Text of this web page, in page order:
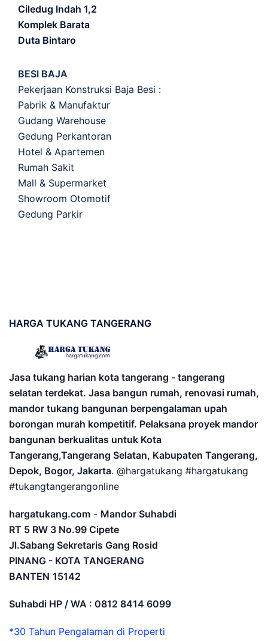
Ciledug Indah 1,2
Komplek Barata
Duta Bintaro
BESI BAJA
Pekerjaan Konstruksi Baja Besi :
Pabrik & Manufaktur
Gudang Warehouse
Gedung Perkantoran
Hotel & Apartemen
Rumah Sakit
Mall & Supermarket
Showroom Otomotif
Gedung Parkir
HARGA TUKANG TANGERANG
Jasa tukang harian kota tangerang - tangerang
selatan terdekat. Jasa bangun rumah, renovasi rumah,
mandor tukang bangunan berpengalaman upah
borongan murah kompetitif. Pelaksana proyek mandor
bangunan berkualitas untuk Kota
Tangerang,Tangerang Selatan, Kabupaten Tangerang,
Depok, Bogor, Jakarta. @hargatukang #hargatukang
#tukangtangerangonline
hargatukang.com - Mandor Suhabdi
RT 5 RW 3 No.99 Cipete
Jl.Sabang Sekretaris Gang Rosid
PINANG - KOTA TANGERANG
BANTEN 15142
Suhabdi HP / WA : 0812 8414 6099
*30 Tahun Pengalaman di Properti